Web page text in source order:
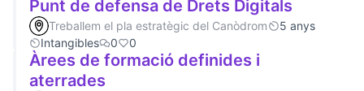
Punt de defensa de Drets Digitals
Treballem el pla estratègic del Canòdrom
5 anys
Intangibles
0 0
Àrees de formació definides i
aterrades